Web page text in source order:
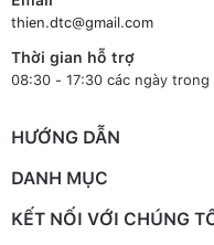
thien.dtc@gmail.com
Thời gian hỗ trợ
08:30 - 17:30 các ngày trong
HƯỚNG DẪN
DANH MỤC
KẾT NỐI VỚI CHÚNG